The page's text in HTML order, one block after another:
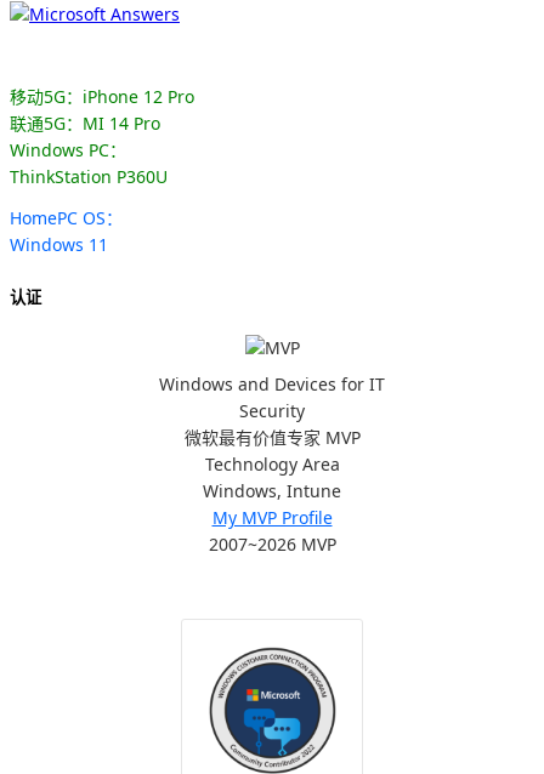
移动5G：iPhone 12 Pro
联通5G：MI 14 Pro
Windows PC：
ThinkStation P360U
HomePC OS：
Windows 11
认证
Windows and Devices for IT
Security
微软最有价值专家 MVP
Technology Area
Windows, Intune
My MVP Profile
2007~2026 MVP